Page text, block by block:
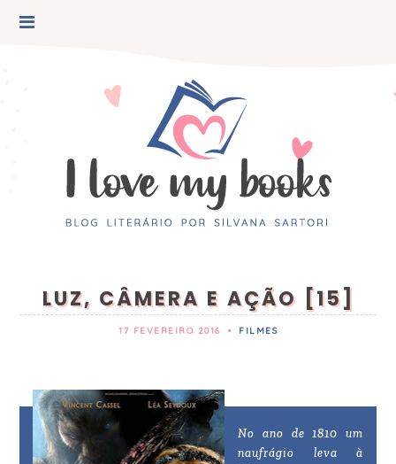
LUZ, CÂMERA E AÇÃO [15]
17 FEVEREIRO 2016 • FILMES
No ano de 1810 um
naufrágio leva à